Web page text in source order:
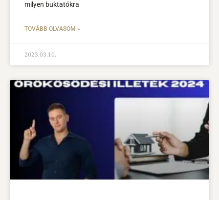
milyen buktatókra
TOVÁBB OLVASOM »
2023.03.10.